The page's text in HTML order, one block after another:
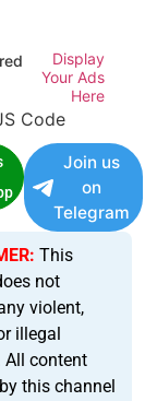
Display
Your Ads
Here
Code
Join us
on
Telegram
This
not
violent,
illegal
All content
this channel